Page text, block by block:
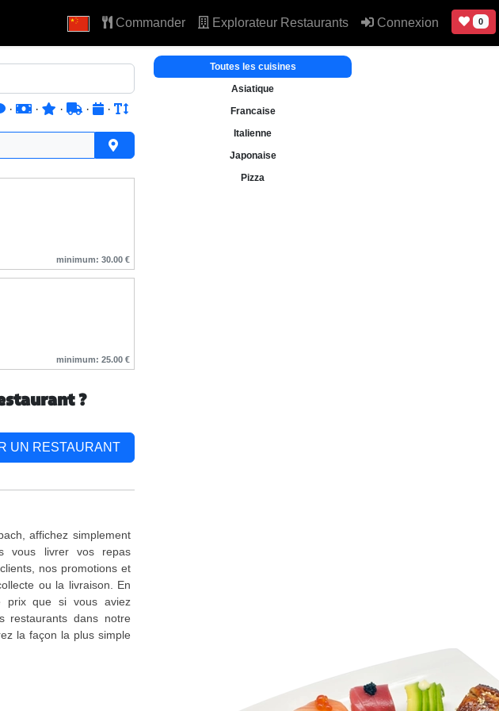
Commander Explorateur Restaurants Connexion 0
· · · · ·
minimum: 30.00 €
minimum: 25.00 €
Toutes les cuisines
Asiatique
Francaise
Italienne
Japonaise
Pizza
?
UN RESTAURANT
affichez simplement
vous livrer vos repas
nos promotions et
ou la livraison. En
prix que si vous aviez
restaurants dans notre
la façon la plus simple